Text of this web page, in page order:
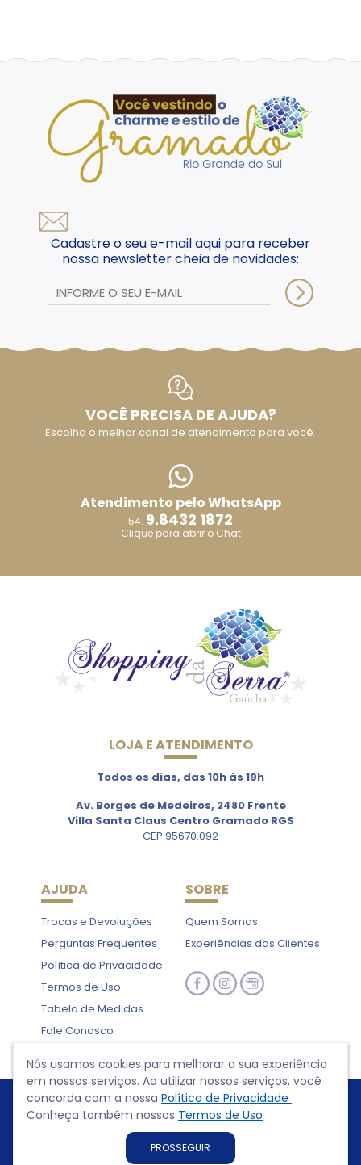
Nós usamos cookies para melhorar a sua experiência
em nossos serviços. Ao utilizar nossos serviços, você
concorda com a nossa Política de Privacidade .
Conheça também nossos Termos de Uso
PROSSEGUIR
Cadastre o seu e-mail aqui para receber
nossa newsletter cheia de novidades:
VOCÊ PRECISA DE AJUDA?
Escolha o melhor canal de atendimento para você.
Atendimento pelo WhatsApp
54. 9.8432 1872
Clique para abrir o Chat
LOJA E ATENDIMENTO
Todos os dias, das 10h às 19h
Av. Borges de Medeiros, 2480 Frente
Villa Santa Claus Centro Gramado RGS
CEP 95670.092
AJUDA
Trocas e Devoluções
Perguntas Frequentes
Política de Privacidade
Termos de Uso
Tabela de Medidas
Fale Conosco
SOBRE
Quem Somos
Experiências dos Clientes